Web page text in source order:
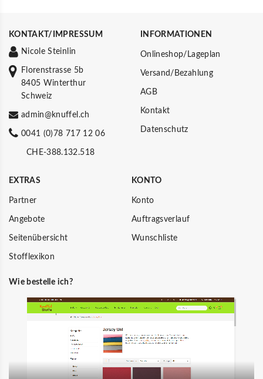
KONTAKT/IMPRESSUM
Nicole Steinlin
Florenstrasse 5b
8405 Winterthur
Schweiz
admin@knuffel.ch
0041 (0)78 717 12 06
CHE-388.132.518
INFORMATIONEN
Onlineshop/Lageplan
Versand/Bezahlung
AGB
Kontakt
Datenschutz
EXTRAS
Partner
Angebote
Seitenübersicht
Stofflexikon
KONTO
Konto
Auftragsverlauf
Wunschliste
Wie bestelle ich?